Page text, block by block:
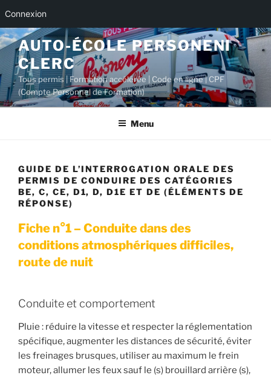
Connexion
Aller
au
contenu
principal
AUTO-ÉCOLE PERSONENI
CLERC
Tous permis | Formation accélérée | Code en ligne | CPF
(Compte Personnel de Formation)
Menu
GUIDE DE L’INTERROGATION ORALE DES
PERMIS DE CONDUIRE DES CATÉGORIES
BE, C, CE, D1, D, D1E ET DE (ÉLÉMENTS DE
RÉPONSE)
Fiche n°1 – Conduite dans des
conditions atmosphériques difficiles,
route de nuit
Conduite et comportement
Pluie : réduire la vitesse et respecter la réglementation
spécifique, augmenter les distances de sécurité, éviter
les freinages brusques, utiliser au maximum le frein
moteur, allumer les feux sauf le (s) brouillard arrière (s),